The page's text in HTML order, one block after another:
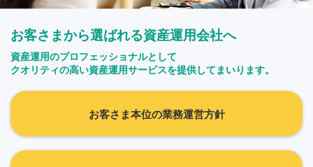
お客さまから選ばれる資産運用会社へ
資産運用のプロフェッショナルとして
クオリティの高い資産運用サービスを提供してまいります。
お客さま本位の業務運営方針